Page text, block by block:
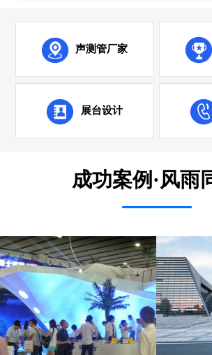
声测管厂家
展台设计
成功案例·风雨